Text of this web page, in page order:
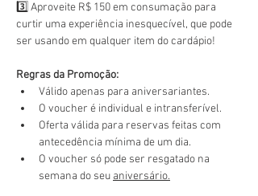
3️⃣ Aproveite R$ 150 em consumação para
curtir uma experiência inesquecível, que pode
ser usando em qualquer item do cardápio!
Regras da Promoção:
Válido apenas para aniversariantes.
O voucher é individual e intransferível.
Oferta válida para reservas feitas com
antecedência mínima de um dia.
O voucher só pode ser resgatado na
semana do seu aniversário.